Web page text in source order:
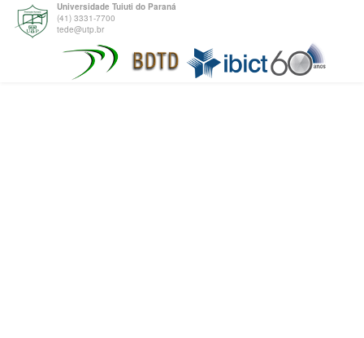
Universidade Tuiuti do Paraná
(41) 3331-7700
tede@utp.br